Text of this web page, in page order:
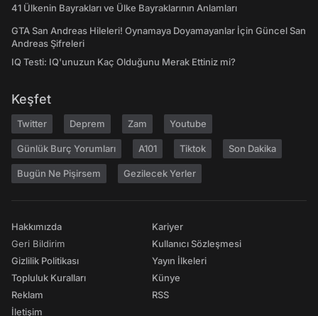
41 Ülkenin Bayrakları ve Ülke Bayraklarının Anlamları
GTA San Andreas Hileleri! Oynamaya Doyamayanlar İçin Güncel San
Andreas Şifreleri
IQ Testi: IQ'unuzun Kaç Olduğunu Merak Ettiniz mi?
Keşfet
Twitter Deprem Zam Youtube
Günlük Burç Yorumları A101 Tiktok Son Dakika
Bugün Ne Pişirsem Gezilecek Yerler
Hakkımızda
Geri Bildirim
Gizlilik Politikası
Topluluk Kuralları
Reklam
İletişim
Kariyer
Kullanıcı Sözleşmesi
Yayın İlkeleri
Künye
RSS